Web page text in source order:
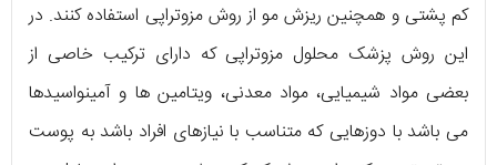
کم پشتی و همچنین ریزش مو از روش مزوتراپی استفاده کنند. در
این روش پزشک محلول مزوتراپی که دارای ترکیب خاصی از
بعضی مواد شیمیایی، مواد معدنی، ویتامین ها و آمینواسیدها
می باشد با دوزهایی که متناسب با نیازهای افراد باشد به پوست